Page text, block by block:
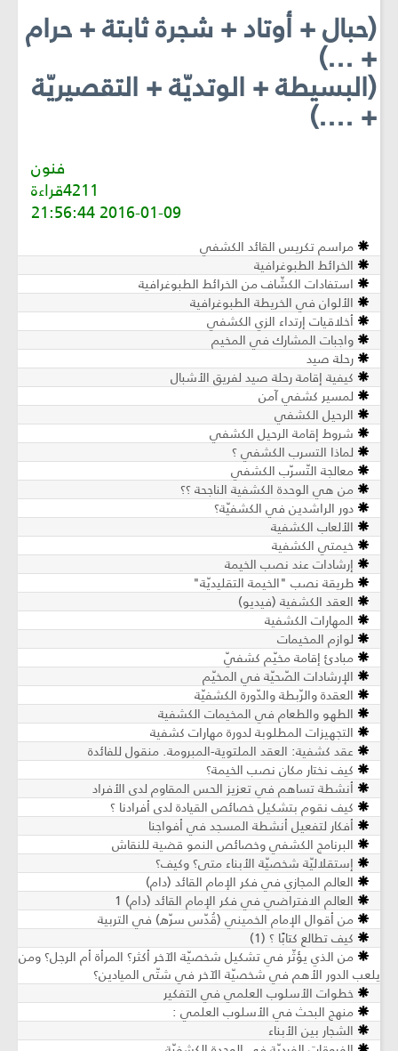
(حبال + أوتاد + شجرة ثابتة + حرام
+ ...)
(البسيطة + الوتديّة + التقصيريّة
+ ....)
فنون
4211قراءة
2016-01-09 21:56:44
مراسم تكريس القائد الكشفي
الخرائط الطبوغرافية
استفادات الكشّاف من الخرائط الطبوغرافية
الألوان في الخريطة الطبوغرافية
أخلاقيات إرتداء الزي الكشفي
واجبات المشارك في المخيم
رحلة صيد
كيفية إقامة رحلة صيد لفريق الأشبال
لمسير كشفي آمن
الرحيل الكشفي
شروط إقامة الرحيل الكشفي
لماذا التسرب الكشفي ؟
معالجة التّسرّب الكشفي
من هي الوحدة الكشفية الناجحة ؟؟
دور الراشدين في الكشفيّة؟
الألعاب الكشفية
خيمتي الكشفية
إرشادات عند نصب الخيمة
طريقة نصب "الخيمة التقليديّة"
العقد الكشفية (فيديو)
المهارات الكشفية
لوازم المخيمات
مبادئ إقامة مخيّم كشفيّ
الإرشادات الصّحيّة في المخيّم
العقدة والرّبطة والدّورة الكشفيّة
الطهو والطعام في المخيمات الكشفية
التجهيزات المطلوبة لدورة مهارات كشفية
عقد كشفية: العقد الملتوية-المبرومة. منقول للفائدة
كيف نختار مكان نصب الخيمة؟
أنشطة تساهم في تعزيز الحس المقاوم لدى الأفراد
كيف نقوم بتشكيل خصائص القيادة لدى أفرادنا ؟
أفكار لتفعيل أنشطة المسجد في أفواجنا
البرنامج الكشفي وخصائص النمو قضية للنقاش
إستقلاليّة شخصيّة الأبناء متى؟ وكيف؟
العالم المجازي في فكر الإمام القائد (دام)
العالم الافتراضي في فكر الإمام القائد (دام) 1
من أقوال الإمام الخميني (قُدّس سرّه) في التربية
كيف تطالع كتابًا ؟ (1)
من الذي يؤثّر في تشكيل شخصيّة الآخر أكثر؟ المرأة أم الرجل؟ ومن
يلعب الدور الأهم في شخصيّة الآخر في شتّى الميادين؟
خطوات الأسلوب العلمي في التفكير
منهج البحث في الأسلوب العلمي :
الشجار بين الأبناء